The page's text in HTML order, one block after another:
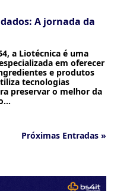
A jornada da
a Liotécnica é uma
em oferecer
e produtos
tecnologias
preservar o melhor da
Próximas Entradas »